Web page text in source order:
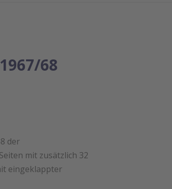
68
der
mit zusätzlich 32
eingeklappter